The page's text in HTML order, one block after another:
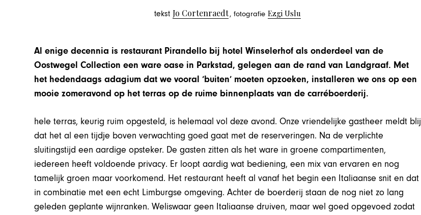
tekstJo Cortenraedt, fotografieEzgi Uslu
Al enige decennia is restaurant Pirandello bij hotel Winselerhof als onderdeel van de
Oostwegel Collection een ware oase in Parkstad, gelegen aan de rand van Landgraaf. Met
het hedendaags adagium dat we vooral ‘buiten’ moeten opzoeken, installeren we ons op een
mooie zomeravond op het terras op de ruime binnenplaats van de carréboerderij.
hele terras, keurig ruim opgesteld, is helemaal vol deze avond. Onze vriendelijke gastheer meldt blij
dat het al een tijdje boven verwachting goed gaat met de reserveringen. Na de verplichte
sluitingstijd een aardige opsteker. De gasten zitten als het ware in groene compartimenten,
iedereen heeft voldoende privacy. Er loopt aardig wat bediening, een mix van ervaren en nog
tamelijk groen maar voorkomend. Het restaurant heeft al vanaf het begin een Italiaanse snit en dat
in combinatie met een echt Limburgse omgeving. Achter de boerderij staan de nog niet zo lang
geleden geplante wijnranken. Weliswaar geen Italiaanse druiven, maar wel goed opgevoed zodat